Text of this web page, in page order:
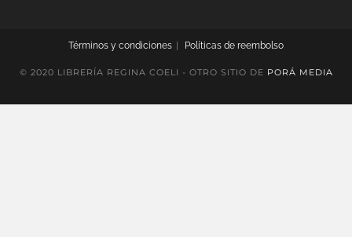
Términos y condiciones Políticas de reembolso
© 2020 LIBRERÍA REGINA COELI - OTRO SITIO DE PORÁ MEDIA